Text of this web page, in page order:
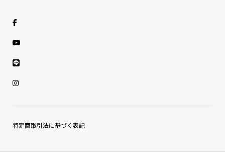
特定商取引法に基づく表記